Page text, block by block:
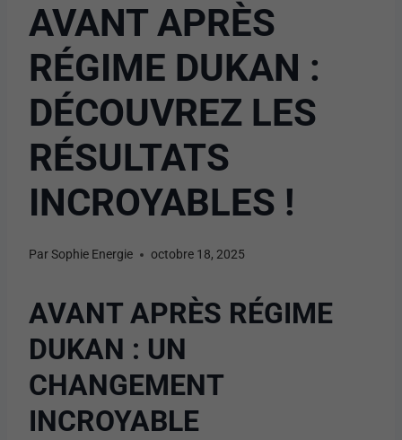
AVANT APRÈS
RÉGIME DUKAN :
DÉCOUVREZ LES
RÉSULTATS
INCROYABLES !
ParSophie Energie octobre 18, 2025
AVANT APRÈS RÉGIME
DUKAN : UN
CHANGEMENT
INCROYABLE